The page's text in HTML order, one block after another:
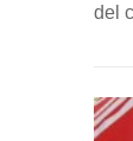
del